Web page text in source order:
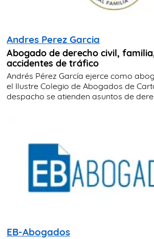
Andres Perez Garcia
Abogado de derecho civil,
accidentes de tráfico
Andrés Pérez García ejerce como
el Ilustre Colegio de Abogados de
despacho se atienden asuntos de
EB-Abogados